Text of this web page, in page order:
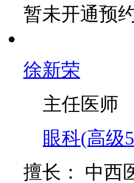
暂未开通预
徐新荣
主任医师
眼科(高级
擅长：
中西